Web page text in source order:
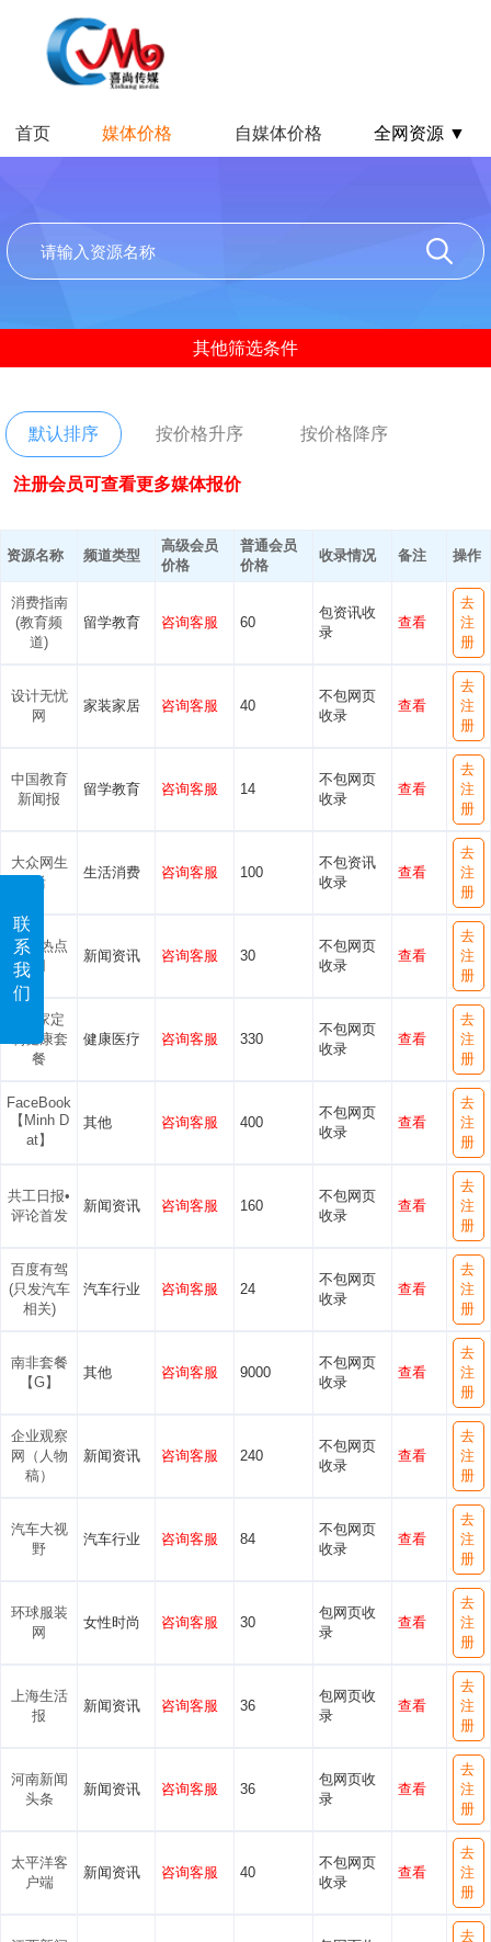
联
系
我
们
首页 媒体价格 自媒体价格 全网资源 ▼
其他筛选条件
默认排序 按价格升序 按价格降序
注册会员可查看更多媒体报价
资源名称 频道类型
高级会员
价格
普通会员
价格
收录情况 备注 操作
消费指南
(教育频
道)
留学教育 咨询客服 60
包资讯收
录
查看
去
注
册
设计无忧
网
家装家居 咨询客服 40
不包网页
收录
查看
去
注
册
中国教育
新闻报
留学教育 咨询客服 14
不包网页
收录
查看
去
注
册
大众网生
活
生活消费 咨询客服 100
不包资讯
收录
查看
去
注
册
湖南热点
新闻资讯 咨询客服 30
不包网页
收录
查看
去
注
册
145家定
制健康套
餐
健康医疗 咨询客服 330
不包网页
收录
查看
去
注
册
FaceBook
【Minh D
at】
其他 咨询客服 400
不包网页
收录
查看
去
注
册
共工日报•
评论首发
新闻资讯 咨询客服 160
不包网页
收录
查看
去
注
册
百度有驾
(只发汽车
相关)
汽车行业 咨询客服 24
不包网页
收录
查看
去
注
册
南非套餐
【G】
其他 咨询客服 9000
不包网页
收录
查看
去
注
册
企业观察
网（人物
稿）
新闻资讯 咨询客服 240
不包网页
收录
查看
去
注
册
汽车大视
野
汽车行业 咨询客服 84
不包网页
收录
查看
去
注
册
环球服装
网
女性时尚 咨询客服 30
包网页收
录
查看
去
注
册
上海生活
报
新闻资讯 咨询客服 36
包网页收
录
查看
去
注
册
河南新闻
头条
新闻资讯 咨询客服 36
包网页收
录
查看
去
注
册
太平洋客
户端
新闻资讯 咨询客服 40
不包网页
收录
查看
去
注
册
去